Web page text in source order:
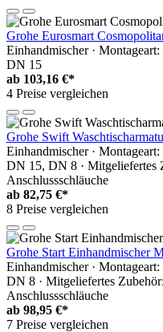
Grohe Eurosmart
Einhandmischer ·
DN 15
ab 103,16 €*
4 Preise vergleichen
Grohe Swift
Einhandmischer ·
DN 15, DN 8 · Mitgeliefertes
Anschlussschläuche
ab 82,75 €*
8 Preise vergleichen
Grohe Start Einhandmischer
Einhandmischer ·
DN 8 · Mitgeliefertes
Anschlussschläuche
ab 98,95 €*
7 Preise vergleichen